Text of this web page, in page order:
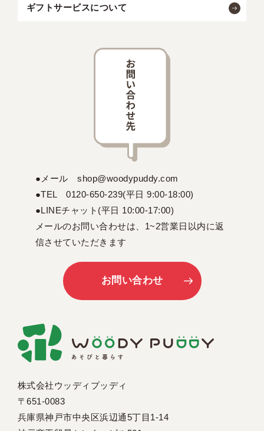
ギフトサービスについて
株式会社ウッディプッディ
〒651-0083
兵庫県神戸市中央区浜辺通5丁目1-14
●メール shop@woodypuddy.com
●TEL 0120-650-239(平日 9:00-18:00)
●LINEチャット(平日 10:00-17:00)
メールのお問い合わせは、1~2営業日以内に返
信させていただきます
お問い合わせ